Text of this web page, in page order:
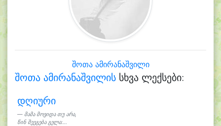
შოთა ამირანაშვილი
შოთა ამირანაშვილის სხვა ლექსები:
დღიური
მამა მოვიდა თუ არა,
წინ შეეგება გელა:...